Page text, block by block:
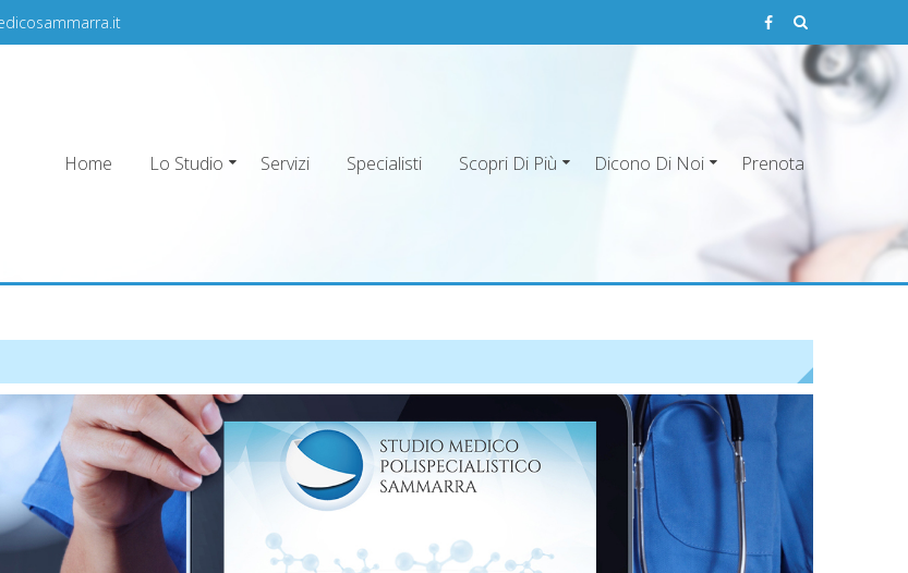
Home Lo Studio Servizi Specialisti Scopri Di Più Dicono Di Noi Prenota